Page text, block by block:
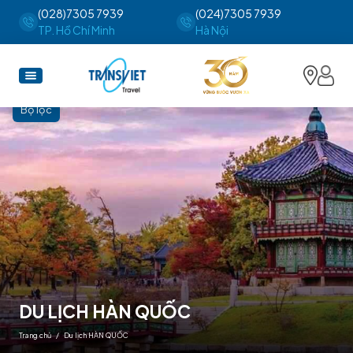
(028)7305 7939
TP. Hồ Chí Minh
(024)7305 7939
Hà Nội
DU LỊCH HÀN QUỐC
Trang chủ/ Du lịch HÀN QUỐC
Bộ lọc